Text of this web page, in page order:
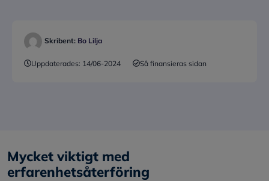
Skribent: Bo Lilja
Uppdaterades: 14/06-2024 Så finansieras sidan
Mycket viktigt med
erfarenhetsåterföring